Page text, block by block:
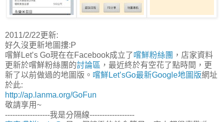
2011/2/22更新:
好久沒更新地圖摟:P
嚐鮮Let’s Go現在在Facebook成立了嚐鮮粉絲團 ，店家資料
更新於嚐鮮粉絲團的討論區 ，最近終於有空花了點時間，更
新了以前做過的地圖版。 嚐鮮Let’sGo最新Google地圖版網址
於此:
http://ap.lanma.org/GoFun
敬請享用~
------------------我是分隔線------------------